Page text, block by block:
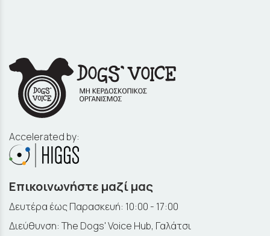
Accelerated by:
Επικοινωνήστε μαζί μας
Δευτέρα έως Παρασκευή: 10:00 - 17:00
Διεύθυνση: The Dogs' Voice Hub, Γαλάτσι